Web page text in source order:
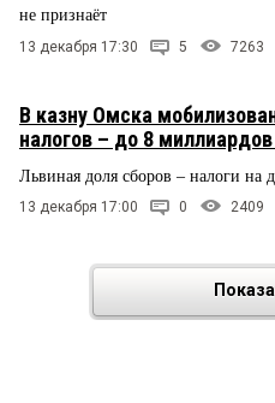
не признаёт
13 декабря 17:30 5 7263
В казну Омска
налогов – до 8
Львиная доля сборов – налоги на
13 декабря 17:00 0 2409